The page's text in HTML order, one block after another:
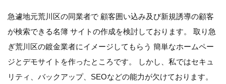
急遽地元荒川区の同業者で 顧客囲い込み及び新規誘導の顧客
が検索できる名簿 サイトの作成を検討しております。 取り急
ぎ荒川区の鍍金業者にイメージしてもらう 簡単なホームペー
ジとデモサイトを作ったところです。 しかし、私ではセキュ
リティ、バックアップ、SEOなどの能力が欠けております。